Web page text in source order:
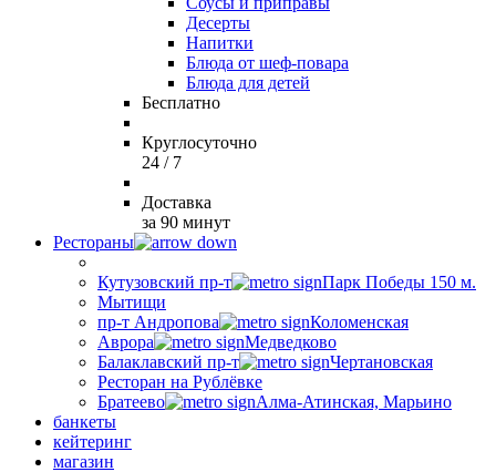
Десерты
Напитки
Блюда от шеф-повара
Блюда для детей
Бесплатно
Круглосуточно
24 / 7
Доставка
за 90 минут
Рестораны
Кутузовский пр-т
Парк Победы 150 м.
Мытищи
пр-т Андропова
Коломенская
Аврора
Медведково
Балаклавский пр-т
Чертановская
Ресторан на Рублёвке
Братеево
Алма-Атинская, Марьино
банкеты
кейтеринг
магазин